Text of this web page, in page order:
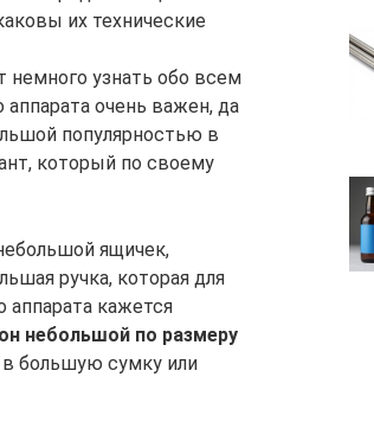
их технические
узнать обо всем
аппарата очень важен, да
популярностью в
который по своему
ящичек,
ручка, которая для
аппарата кажется
он небольшой по размеру
в большую сумку или